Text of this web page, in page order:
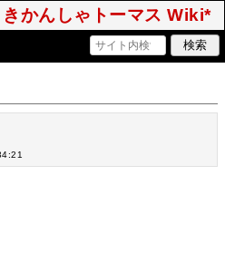
きかんしゃトーマス Wiki*